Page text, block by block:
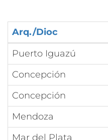
Arq./Dioc
Puerto Iguazú
Concepción
Concepción
Mendoza
Mar del Plata